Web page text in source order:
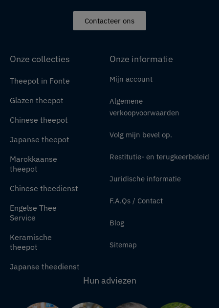
Contacteer ons
Onze collecties
Theepot in Fonte
Glazen theepot
Chinese theepot
Japanse theepot
Marokkaanse
theepot
Chinese theedienst
Engelse Thee
Service
Keramische
theepot
Japanse theedienst
Onze informatie
Mijn account
Algemene
verkoopvoorwaarden
Volg mijn bevel op.
Restitutie- en terugkeerbeleid
Juridische informatie
F.A.Qs / Contact
Blog
Sitemap
Hun adviezen